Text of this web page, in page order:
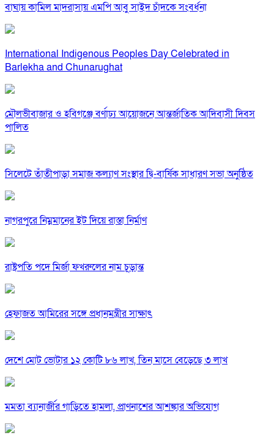
বাঘায় কামিল মাদরাসায় এমপি আবু সাইদ চাঁদকে সংবর্ধনা
International Indigenous Peoples Day Celebrated in
Barlekha and Chunarughat
মৌলভীবাজার ও হবিগঞ্জে বর্ণাঢ্য আয়োজনে আন্তর্জাতিক আদিবাসী দিবস
পালিত
সিলেটে তাঁতীপাড়া সমাজ কল্যাণ সংস্থার দ্বি-বার্ষিক সাধারণ সভা অনুষ্ঠিত
নাগরপুরে নিম্নমানের ইট দিয়ে রাস্তা নির্মাণ
রাষ্ট্রপতি পদে মির্জা ফখরুলের নাম চূড়ান্ত
হেফাজত আমিরের সঙ্গে প্রধানমন্ত্রীর সাক্ষাৎ
দেশে মোট ভোটার ১২ কোটি ৮৬ লাখ, তিন মাসে বেড়েছে ৩ লাখ
মমতা ব্যানার্জীর গাড়িতে হামলা, প্রাণনাশের আশঙ্কার অভিযোগ